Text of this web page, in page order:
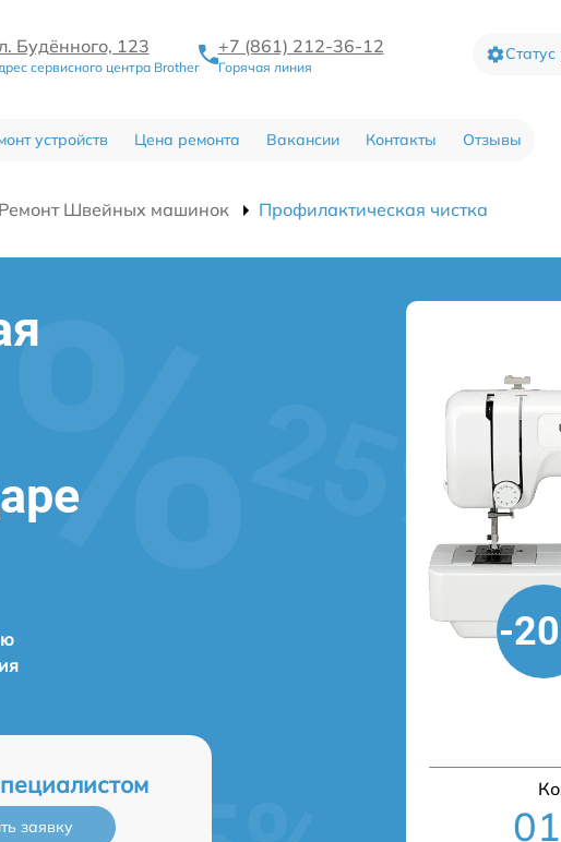
Будённого, 123
сервисного центра Brother
+7 (861) 212-36-12
Горячая линия
устройств Цена ремонта Вакансии Контакты Отзывы
Ремонт Швейных машинок Профилактическая чистка
заявку
-